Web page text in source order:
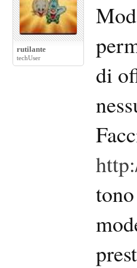
rutilante
techUser
di